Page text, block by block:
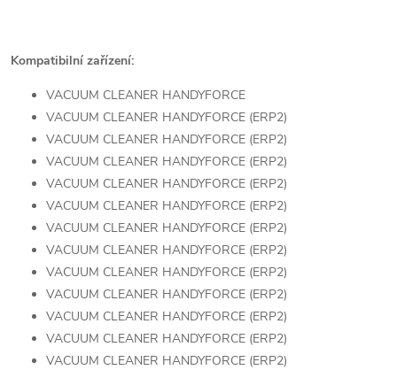
Kompatibilní zařízení:
VACUUM CLEANER HANDYFORCE
VACUUM CLEANER HANDYFORCE (ERP2)
VACUUM CLEANER HANDYFORCE (ERP2)
VACUUM CLEANER HANDYFORCE (ERP2)
VACUUM CLEANER HANDYFORCE (ERP2)
VACUUM CLEANER HANDYFORCE (ERP2)
VACUUM CLEANER HANDYFORCE (ERP2)
VACUUM CLEANER HANDYFORCE (ERP2)
VACUUM CLEANER HANDYFORCE (ERP2)
VACUUM CLEANER HANDYFORCE (ERP2)
VACUUM CLEANER HANDYFORCE (ERP2)
VACUUM CLEANER HANDYFORCE (ERP2)
VACUUM CLEANER HANDYFORCE (ERP2)